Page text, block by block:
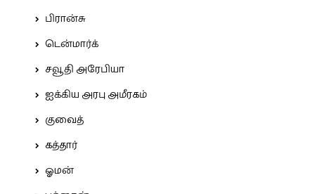
பிரான்சு
டென்மார்க்
சவூதி அரேபியா
ஐக்கிய அரபு அமீரகம்
குவைத்
கத்தார்
ஓமன்